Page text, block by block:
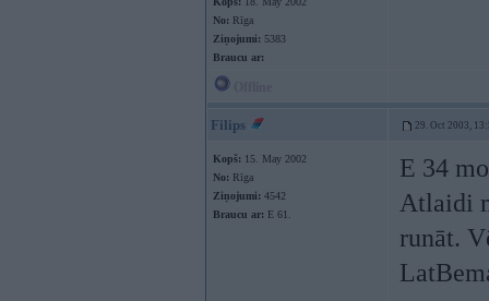
No: Rīga
Ziņojumi: 5383
Braucu ar:
Filips 29. Oct 2003,
Kopš: 15. May 2002
No: Rīga
Ziņojumi: 4542
Braucu ar: E 61.
E 34
Atlaidi
runāt.